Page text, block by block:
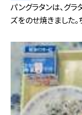
パングラタンは、グ
ズをのせ焼きました。